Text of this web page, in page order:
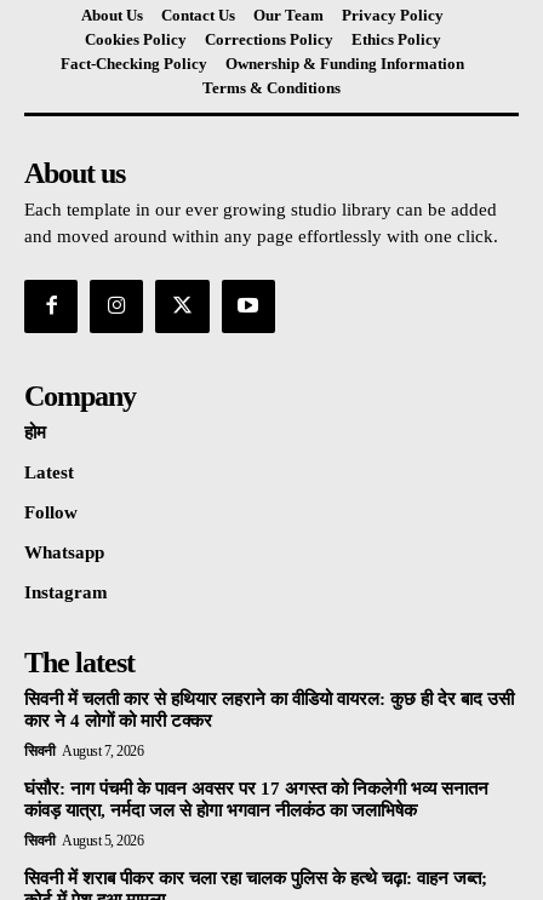
About Us Contact Us Our Team
Privacy Policy
Cookies Policy
Corrections Policy
Ethics Policy
Fact-Checking Policy
Ownership & Funding Information
Terms & Conditions
About us
Each template in our ever growing studio library can be added
and moved around within any page effortlessly with one click.
Company
होम
Latest
Follow
Whatsapp
Instagram
The latest
सिवनी में चलती कार से हथियार लहराने का वीडियो वायरल: कुछ ही देर बाद उसी
कार ने 4 लोगों को मारी टक्कर
सिवनी August 7, 2026
घंसौर: नाग पंचमी के पावन अवसर पर 17 अगस्त को निकलेगी भव्य सनातन
कांवड़ यात्रा, नर्मदा जल से होगा भगवान नीलकंठ का जलाभिषेक
सिवनी August 5, 2026
सिवनी में शराब पीकर कार चला रहा चालक पुलिस के हत्थे चढ़ा: वाहन जब्त;